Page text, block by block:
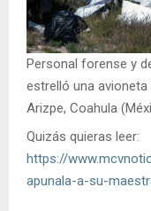
Personal forense y
estrelló una avioneta
Arizpe, Coahula
Quizás quieras leer:
https://
apunala-a-su-